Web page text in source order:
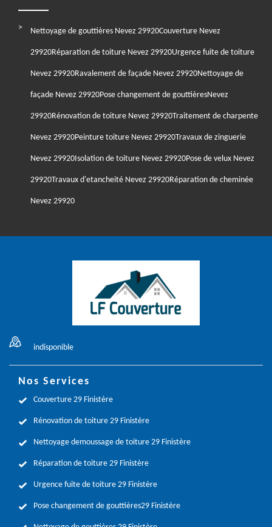
Nettoyage de gouttières Nevez 29920Couverture Nevez
29920Réparation de toiture Nevez 29920Urgence fuite de toiture
Nevez 29920Ravalement de façade Nevez 29920Nettoyage de
façade Nevez 29920Pose changement de gouttièresNevez
29920Rénovation de toiture Nevez 29920Traitement de charpente
Nevez 29920Peinture toiture Nevez 29920Travaux de zinguerie
Nevez 29920Isolation de toiture Nevez 29920Pose de velux Nevez
29920Travaux d'etancheité Nevez 29920Réparation de cheminée
Nevez 29920
indisponible
Nos Services
Couverture 29 Finistère
Rénovation de toiture 29 Finistère
Nettoyage demoussage de toiture 29 Finistère
Réparation de toiture 29 Finistère
Urgence fuite de toiture 29 Finistère
Pose changement de gouttières29 Finistère